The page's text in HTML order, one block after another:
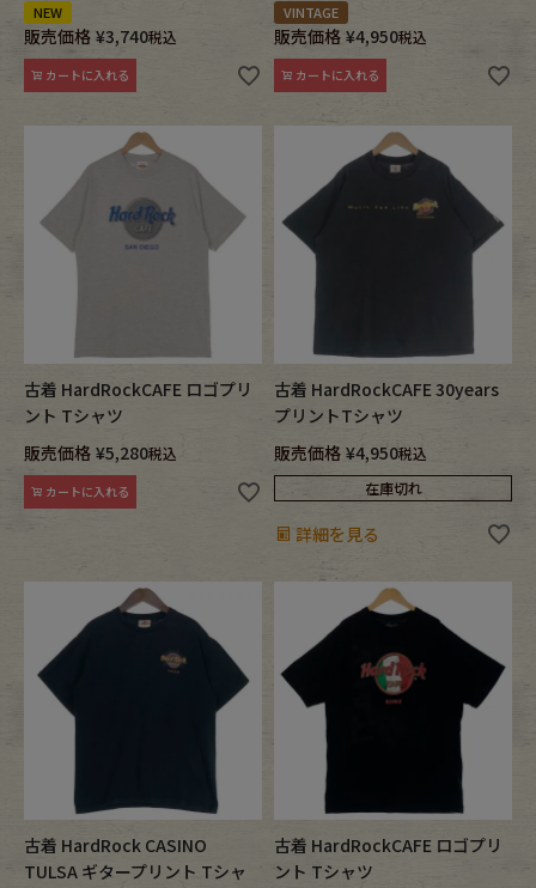
NEW
販売価格 ¥3,740税込
カートに入れる
VINTAGE
販売価格 ¥4,950税込
カートに入れる
古着 HardRockCAFE ロゴプリ
ント Tシャツ
販売価格 ¥5,280税込
カートに入れる
古着 HardRockCAFE 30years
プリントTシャツ
販売価格 ¥4,950税込
在庫切れ
詳細を見る
古着 HardRock CASINO
TULSA ギタープリント Tシャ
古着 HardRockCAFE ロゴプリ
ント Tシャツ